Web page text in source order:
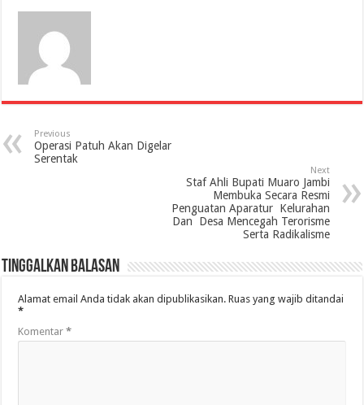
Previous
Operasi Patuh Akan Digelar
Serentak
Next
Staf Ahli Bupati Muaro Jambi
Membuka Secara Resmi
Penguatan Aparatur Kelurahan
Dan Desa Mencegah Terorisme
Serta Radikalisme
Tinggalkan Balasan
Alamat email Anda tidak akan dipublikasikan. Ruas yang wajib ditandai
*
Komentar*